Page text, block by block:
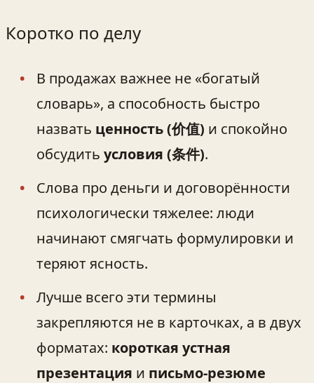
Коротко по делу
В продажах важнее не «богатый
словарь», а способность быстро
назвать ценность (价值) и спокойно
обсудить условия (条件).
Слова про деньги и договорённости
психологически тяжелее: люди
начинают смягчать формулировки и
теряют ясность.
Лучше всего эти термины
закрепляются не в карточках, а в двух
форматах: короткая устная
презентация и письмо‑резюме